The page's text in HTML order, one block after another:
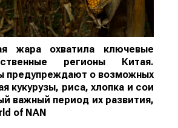
жара охватила ключевые
регионы Китая.
предупреждают о возможных
кукурузы, риса, хлопка и сои
важный период их развития,
of NAN